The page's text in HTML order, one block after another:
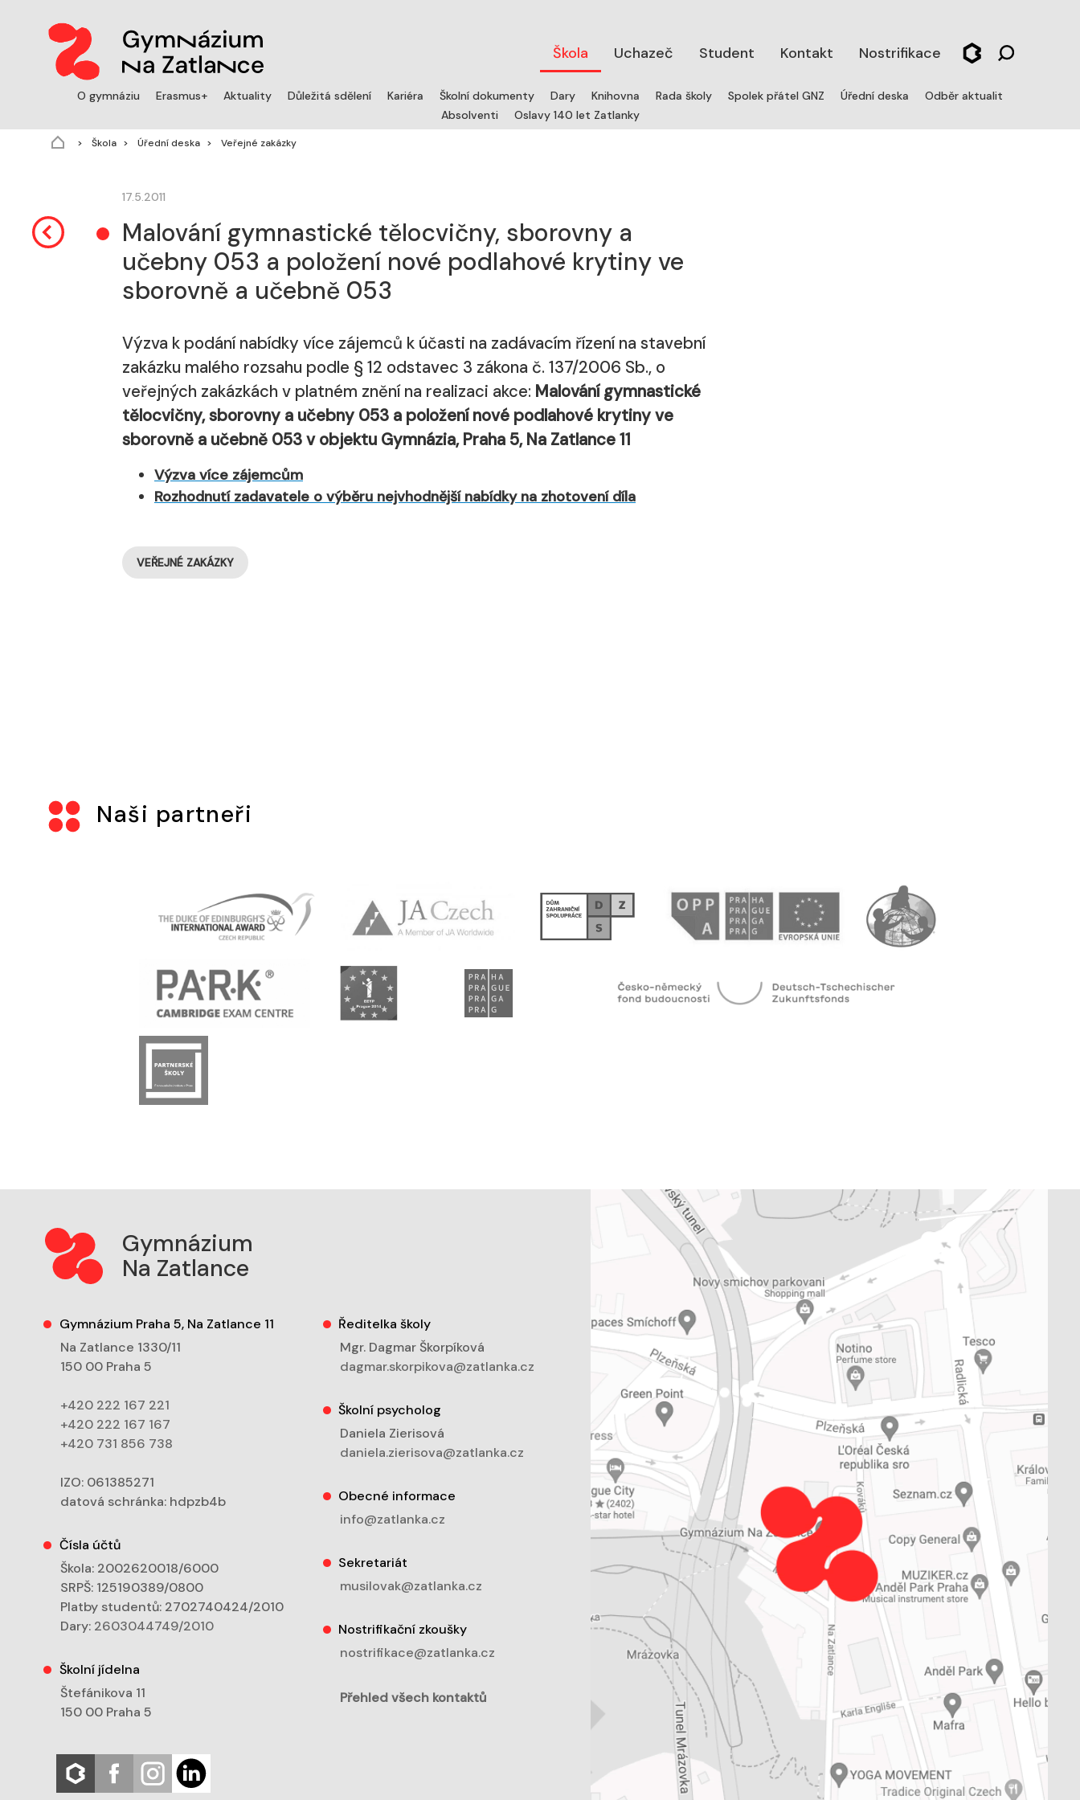
Škola Uchazeč Student Kontakt Nostrifikace
O gymnáziu Erasmus+ Aktuality Důležitá sdělení Kariéra Školní dokumenty Dary Knihovna Rada školy Spolek přátel GNZ Úřední deska
Odběr aktualit
Absolventi
Oslavy 140 let Zatlanky
Škola Úřední deska Veřejné zakázky
17.5.2011
Malování gymnastické tělocvičny, sborovny a
učebny 053 a položení nové podlahové krytiny ve
sborovně a učebně 053
Výzva k podání nabídky více zájemců k účasti na zadávacím řízení na stavební
zakázku malého rozsahu podle § 12 odstavec 3 zákona č. 137/2006 Sb., o
veřejných zakázkách v platném znění na realizaci akce: Malování gymnastické
tělocvičny, sborovny a učebny 053 a položení nové podlahové krytiny ve
sborovně a učebně 053 v objektu Gymnázia, Praha 5, Na Zatlance 11
Výzva více zájemcům
Rozhodnutí zadavatele o výběru nejvhodnější nabídky na zhotovení díla
VEŘEJNÉ ZAKÁZKY
Naši partneři
Gymnázium
Na Zatlance
Gymnázium Praha 5, Na Zatlance 11
Na Zatlance 1330/11
150 00 Praha 5
+420 222 167 221
+420 222 167 167
+420 731 856 738
IZO: 061385271
datová schránka: hdpzb4b
Čísla účtů
Škola: 2002620018/6000
SRPŠ: 125190389/0800
Platby studentů: 2702740424/2010
Dary: 2603044749/2010
Školní jídelna
Štefánikova 11
150 00 Praha 5
Ředitelka školy
Mgr. Dagmar Škorpíková
dagmar.skorpikova@zatlanka.cz
Školní psycholog
Daniela Zierisová
daniela.zierisova@zatlanka.cz
Obecné informace
info@zatlanka.cz
Sekretariát
musilovak@zatlanka.cz
Nostrifikační zkoušky
nostrifikace@zatlanka.cz
Přehled všech kontaktů